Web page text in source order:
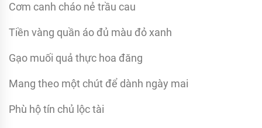
Cơm canh cháo nẻ trầu cau
Tiền vàng quần áo đủ màu đỏ xanh
Gạo muối quả thực hoa đăng
Mang theo một chút để dành ngày mai
Phù hộ tín chủ lộc tài